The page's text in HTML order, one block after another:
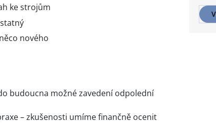
ke strojům
nového
budoucna možné zavedení odpolední
– zkušenosti umíme finančně ocenit